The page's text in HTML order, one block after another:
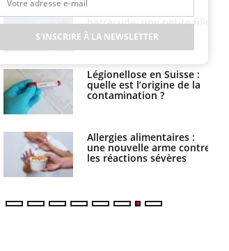
barracuda, une petite fille
secourue grâce à un
réflexe essentiel
Légionellose en Suisse :
quelle est l’origine de la
contamination ?
Allergies alimentaires :
une nouvelle arme contre
les réactions sévères
sommeil des enfants en
vacances ?
Bilan prévention : ce que
les kinés pourront
bientôt faire
TDAH : quel est ce
traitement autorisé aux
États-Unis ?
S'INSCRIRE À LA NEWSLETTER